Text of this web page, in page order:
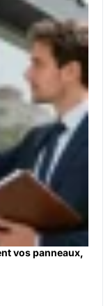
vos panneaux,